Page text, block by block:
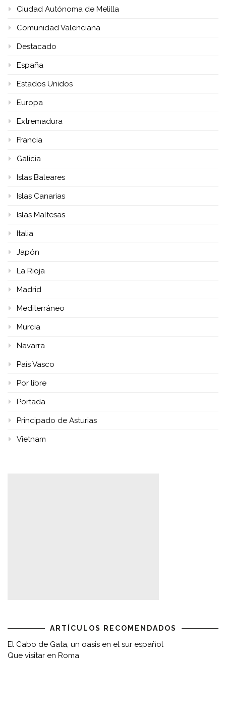
Ciudad Autónoma de Melilla
Comunidad Valenciana
Destacado
España
Estados Unidos
Europa
Extremadura
Francia
Galicia
Islas Baleares
Islas Canarias
Islas Maltesas
Italia
Japón
La Rioja
Madrid
Mediterráneo
Murcia
Navarra
País Vasco
Por libre
Portada
Principado de Asturias
Vietnam
ARTÍCULOS RECOMENDADOS
El Cabo de Gata, un oasis en el sur español
Que visitar en Roma